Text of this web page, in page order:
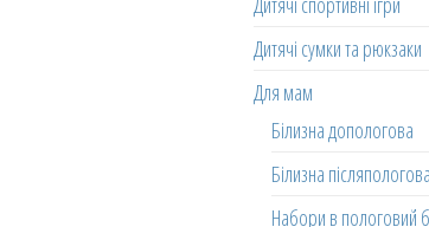
Дитячі сумки та рюкзаки
Для мам
Білизна допологова
Білизна післяпологова
Набори в пологовий